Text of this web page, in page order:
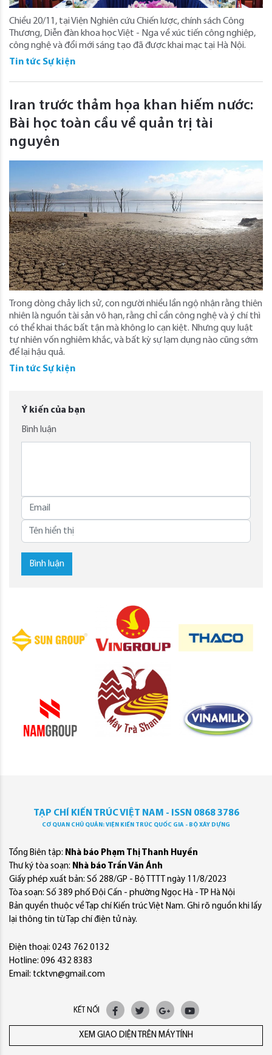
Chiều 20/11, tại Viện Nghiên cứu Chiến lược, chính sách Công
Thương, Diễn đàn khoa học Việt - Nga về xúc tiến công nghiệp,
công nghệ và đổi mới sáng tạo đã được khai mạc tại Hà Nội.
Tin tức Sự kiện
Iran trước thảm họa khan hiếm nước:
Bài học toàn cầu về quản trị tài
nguyên
Trong dòng chảy lịch sử, con người nhiều lần ngộ nhận rằng thiên
nhiên là nguồn tài sản vô hạn, rằng chỉ cần công nghệ và ý chí thì
có thể khai thác bất tận mà không lo cạn kiệt. Nhưng quy luật
tự nhiên vốn nghiêm khắc, và bất kỳ sự lạm dụng nào cũng sớm
để lại hậu quả.
Tin tức Sự kiện
Ý kiến của bạn
Bình luận
Bình luận
TẠP CHÍ KIẾN TRÚC VIỆT NAM - ISSN 0868 3786
CƠ QUAN CHỦ QUẢN: VIỆN KIẾN TRÚC QUỐC GIA - BỘ XÂY DỰNG
Tổng Biên tập: Nhà báo Phạm Thị Thanh Huyền
Thư ký tòa soạn: Nhà báo Trần Văn Ánh
Giấy phép xuất bản: Số 288/GP - Bộ TTTT ngày 11/8/2023
Tòa soạn: Số 389 phố Đội Cấn - phường Ngọc Hà - TP Hà Nội
Bản quyền thuộc về Tạp chí Kiến trúc Việt Nam. Ghi rõ nguồn khi lấy
lại thông tin từ Tạp chí điện tử này.
Điện thoại: 0243 762 0132
Hotline: 096 432 8383
Email: tcktvn@gmail.com
KẾT NỐI
XEM GIAO DIỆN TRÊN MÁY TÍNH